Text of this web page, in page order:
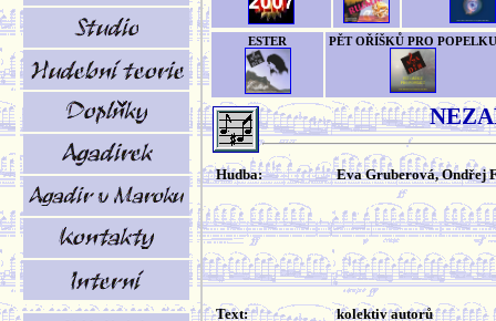
ESTER PĚT OŘÍŠKŮ PRO POPELKU
Hudba: Eva Gruberová, Ondřej
Text: kolektiv autorů